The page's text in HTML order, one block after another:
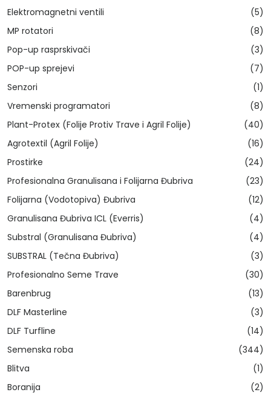
Elektromagnetni ventili
(5)
MP rotatori
(8)
Pop-up rasprskivači
(3)
POP-up sprejevi
(7)
Senzori
(1)
Vremenski programatori
(8)
Plant-Protex (Folije Protiv Trave i Agril Folije)
(40)
Agrotextil (Agril Folije)
(16)
Prostirke
(24)
Profesionalna Granulisana i Folijarna Đubriva
(23)
Folijarna (Vodotopiva) Đubriva
(12)
Granulisana Đubriva ICL (Everris)
(4)
Substral (Granulisana Đubriva)
(4)
SUBSTRAL (Tečna Đubriva)
(3)
Profesionalno Seme Trave
(30)
Barenbrug
(13)
DLF Masterline
(3)
DLF Turfline
(14)
Semenska roba
(344)
Blitva
(1)
Boranija
(2)